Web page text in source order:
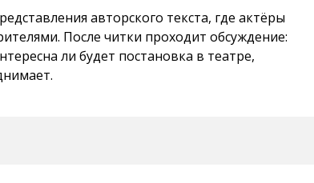
авторского текста, где актёры
После читки проходит обсуждение:
ли будет постановка в театре,